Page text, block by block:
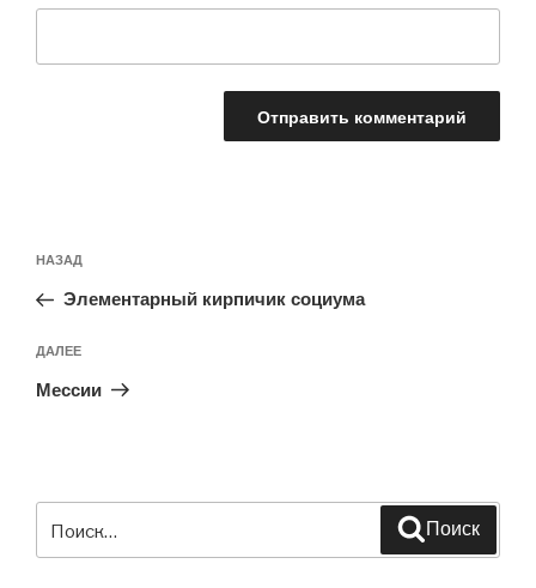
по
записям
Предыдущая
запись:
НАЗАД
Элементарный кирпичик социума
Следующая
запись
ДАЛЕЕ
Мессии
Поиск